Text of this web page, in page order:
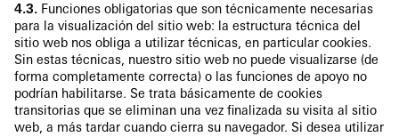
4.3. Funciones obligatorias que son técnicamente necesarias
para la visualización del sitio web: la estructura técnica del
sitio web nos obliga a utilizar técnicas, en particular cookies.
Sin estas técnicas, nuestro sitio web no puede visualizarse (de
forma completamente correcta) o las funciones de apoyo no
podrían habilitarse. Se trata básicamente de cookies
transitorias que se eliminan una vez finalizada su visita al sitio
web, a más tardar cuando cierra su navegador. Si desea utilizar